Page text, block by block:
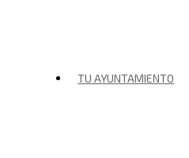
TU AYUNTAMIENTO